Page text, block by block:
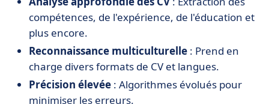
compétences, de l'expérience, de l'éducation et
plus encore.
Reconnaissance multiculturelle : Prend en
charge divers formats de CV et langues.
Précision élevée : Algorithmes évolués pour
minimiser les erreurs.